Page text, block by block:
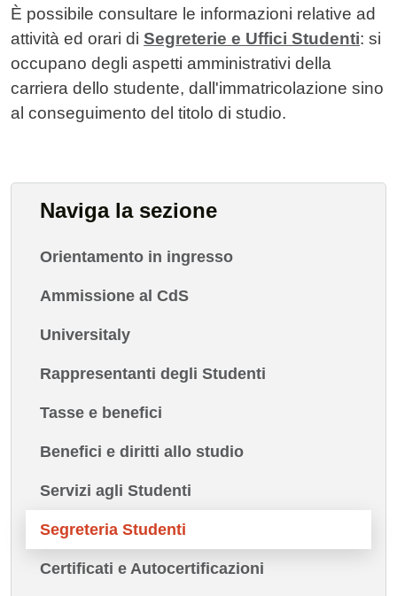
Contenuto
È possibile consultare le informazioni relative ad
attività ed orari di Segreterie e Uffici Studenti: si
occupano degli aspetti amministrativi della
carriera dello studente, dall'immatricolazione sino
al conseguimento del titolo di studio.
Naviga la sezione
Orientamento in ingresso
Ammissione al CdS
Universitaly
Rappresentanti degli Studenti
Tasse e benefici
Benefici e diritti allo studio
Servizi agli Studenti
Segreteria Studenti
Certificati e Autocertificazioni